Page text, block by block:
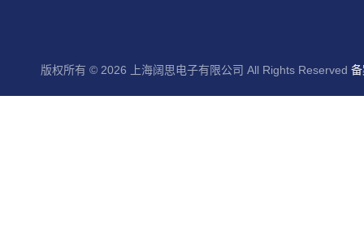
版权所有 © 2026 上海阔思电子有限公司 All Rights Reserved